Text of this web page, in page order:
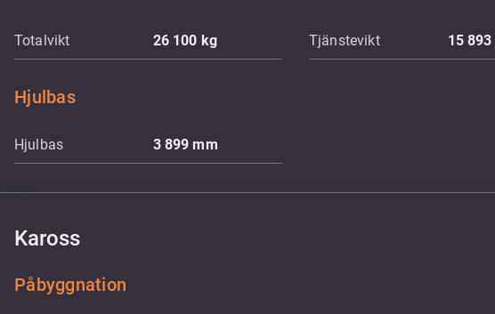
Totalvikt 26 100 kg Tjänstevikt 15 893
Hjulbas
Hjulbas 3 899mm
Kaross
Påbyggnation